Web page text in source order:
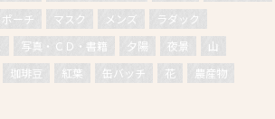
ポーチ マスク メンズ
ラダック
写真・ＣＤ・書籍 夕陽 夜景
山
珈琲豆 紅葉 缶バッチ 花
農産物